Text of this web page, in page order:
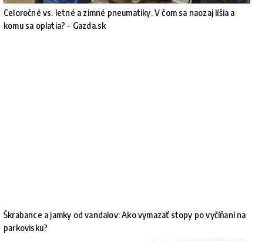
Celoročné vs. letné a zimné pneumatiky. V čom sa naozaj líšia a
komu sa oplatia? - Gazda.sk
Škrabance a jamky od vandalov: Ako vymazať stopy po vyčíňaní na
parkovisku?